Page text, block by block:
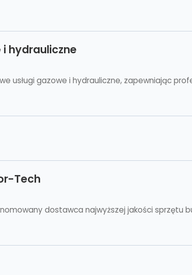
hydrauliczne
usługi gazowe i hydrauliczne, zapewniając
Tech
dostawca najwyższej jakości sprzętu